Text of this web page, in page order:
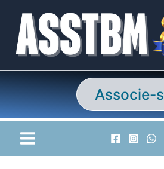
conteúdo
Associe-